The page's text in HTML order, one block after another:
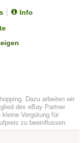
Info
Dazu arbeiten wir
des eBay Partner
kleine Vergütung für
zu beeinflussen.